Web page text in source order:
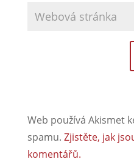
Web používá Akismet
spamu. Zjistěte, jak
komentářů.